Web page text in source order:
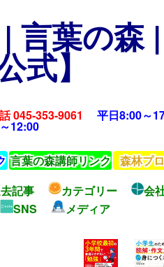
言葉の森
式】
045-353-9061 平日8:00～
12:00
言葉の森講師リンク 森林プ
記事 カテゴリー
会
SNS メディア